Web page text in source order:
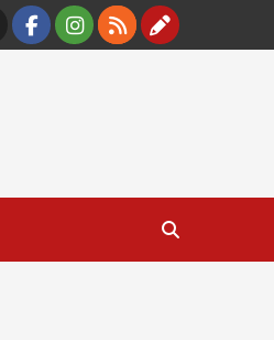
Facebook
Instagram
RSS